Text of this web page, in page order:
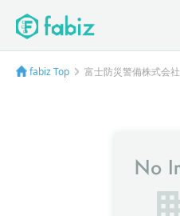
fabiz Top 富士防災警備株式会社